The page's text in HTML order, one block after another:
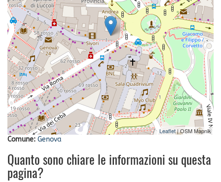
Leaflet| OSM Mapnik
Comune: Genova
Quanto sono chiare le informazioni su questa
pagina?